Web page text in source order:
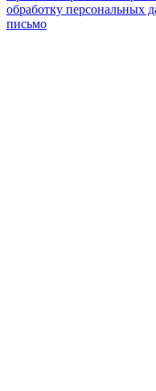
обработку персональных
письмо